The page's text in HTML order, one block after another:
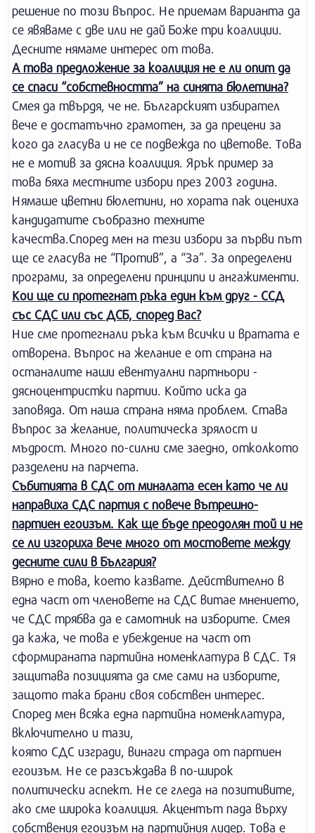
решение по този въпрос. Не приемам варианта да
се явяваме с две или не дай Боже три коалиции.
Десните нямаме интерес от това.
А това предложение за коалиция не е ли опит да
се спаси “собстевността” на синята бюлетина?
Смея да твърдя, че не. Българският избирател
вече е достатъчно грамотен, за да прецени за
кого да гласува и не се подвежда по цветове. Това
не е мотив за дясна коалиция. Ярък пример за
това бяха местните избори през 2003 година.
Нямаше цветни бюлетини, но хората пак оцениха
кандидатите съобразно техните
качества.Според мен на тези избори за първи път
ще се гласува не “Против”, а “За”. За определени
програми, за определени принципи и ангажименти.
Кои ще си протегнат ръка един към друг - ССД
със СДС или със ДСБ, според Вас?
Ние сме протегнали ръка към всички и вратата е
отворена. Въпрос на желание е от страна на
останалите наши евентуални партньори -
дясноцентристки партии. Който иска да
заповяда. От наша страна няма проблем. Става
въпрос за желание, политическа зрялост и
мъдрост. Много по-силни сме заедно, отколкото
разделени на парчета.
Събитията в СДС от миналата есен като че ли
направиха СДС партия с повече вътрешно-
партиен егоизъм. Как ще бъде преодолян той и не
се ли изгориха вече много от мостовете между
десните сили в България?
Вярно е това, което казвате. Действително в
една част от членовете на СДС витае мнението,
че СДС трябва да е самотник на изборите. Смея
да кажа, че това е убеждение на част от
сформираната партийна номенклатура в СДС. Тя
защитава позицията да сме сами на изборите,
защото така брани своя собствен интерес.
Според мен всяка една партийна номенклатура,
включително и тази,
която СДС изгради, винаги страда от партиен
егоизъм. Не се разсъждава в по-широк
политически аспект. Не се гледа на позитивите,
ако сме широка коалиция. Акцентът пада върху
собствения егоизъм на партийния лидер. Това е